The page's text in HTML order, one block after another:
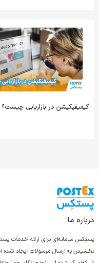
گیمیفیکیشن در بازاریابی چیست؟
درباره ما
پستِکس سامانه‌ای برای ارائه
بخشیدن به ارسال مرسولات ایجاد شده